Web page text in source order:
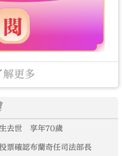
解更多
生去世 享年70歲
票確認布蘭奇任司法部長